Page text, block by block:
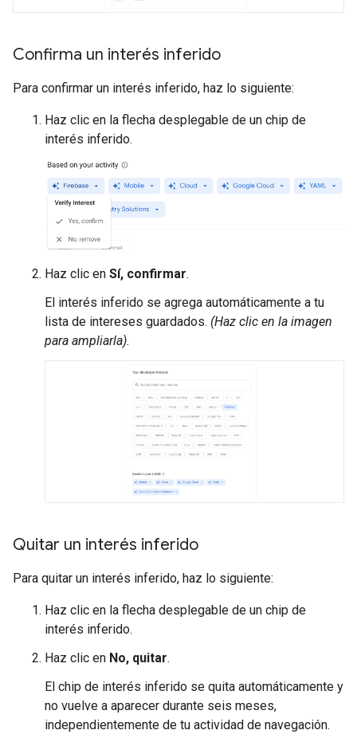
Confirma un interés inferido
Para confirmar un interés inferido, haz lo siguiente:
Haz clic en la flecha desplegable de un chip de
interés inferido.
Haz clic en Sí, confirmar.
El interés inferido se agrega automáticamente a tu
lista de intereses guardados. (Haz clic en la imagen
para ampliarla).
Quitar un interés inferido
Para quitar un interés inferido, haz lo siguiente:
Haz clic en la flecha desplegable de un chip de
interés inferido.
Haz clic en No, quitar.
El chip de interés inferido se quita automáticamente y
no vuelve a aparecer durante seis meses,
independientemente de tu actividad de navegación.